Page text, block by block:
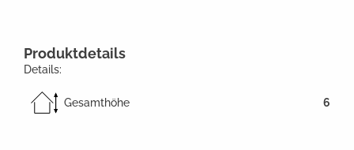
Produktdetails
Details:
Gesamthöhe 6